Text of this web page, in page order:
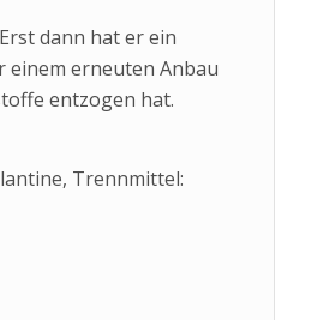
dann hat er ein
einem erneuten Anbau
entzogen hat.
Trennmittel: